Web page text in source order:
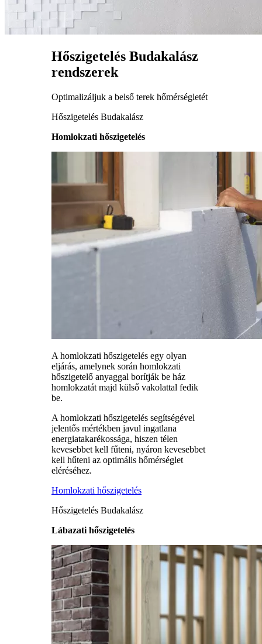
Hőszigetelés Budakalász
rendszerek
Optimalizáljuk a belső terek hőmérségletét
Hőszigetelés Budakalász
Homlokzati hőszigetelés
A homlokzati hőszigetelés egy olyan
eljárás, amelynek során homlokzati
hőszigetelő anyaggal borítják be ház
homlokzatát majd külső vakolattal fedik
be.
A homlokzati hőszigetelés segítségével
jelentős mértékben javul ingatlana
energiatakarékossága, hiszen télen
kevesebbet kell fűteni, nyáron kevesebbet
kell hűteni az optimális hőmérséglet
eléréséhez.
Homlokzati hőszigetelés
Hőszigetelés Budakalász
Lábazati hőszigetelés